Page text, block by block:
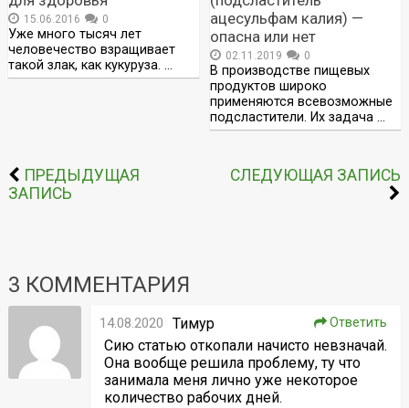
15.06.2016 0
Уже много тысяч лет
человечество взращивает
такой злак, как кукуруза. …
ацесульфам калия) —
опасна или нет
02.11.2019 0
В производстве пищевых
продуктов широко
применяются всевозможные
подсластители. Их задача …
ПРЕДЫДУЩАЯ
ЗАПИСЬ
СЛЕДУЮЩАЯ ЗАПИСЬ
3 КОММЕНТАРИЯ
Тимур
14.08.2020 Ответить
Сию статью откопали начисто невзначай.
Она вообще решила проблему, ту что
занимала меня лично уже некоторое
количество рабочих дней.